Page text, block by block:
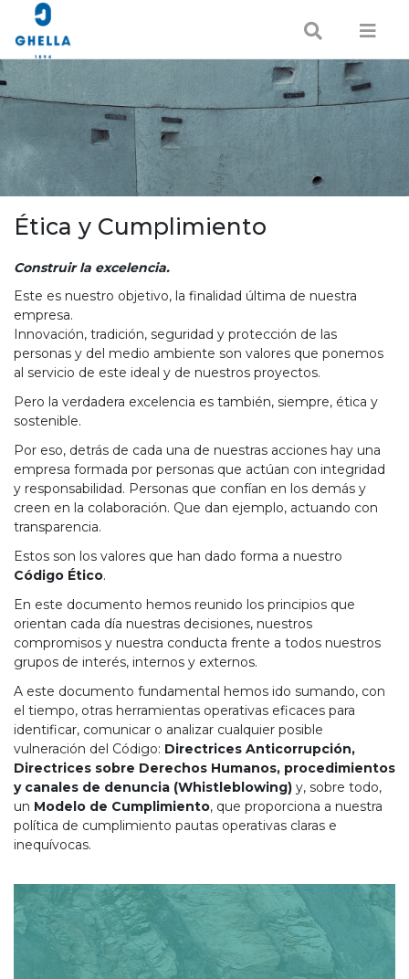
Ética y Cumplimiento
Construir la excelencia.
Este es nuestro objetivo, la finalidad última de nuestra
empresa.
Innovación, tradición, seguridad y protección de las
personas y del medio ambiente son valores que ponemos
al servicio de este ideal y de nuestros proyectos.
Pero la verdadera excelencia es también, siempre, ética y
sostenible.
Por eso, detrás de cada una de nuestras acciones hay una
empresa formada por personas que actúan con integridad
y responsabilidad. Personas que confían en los demás y
creen en la colaboración. Que dan ejemplo, actuando con
transparencia.
Estos son los valores que han dado forma a nuestro
Código Ético.
En este documento hemos reunido los principios que
orientan cada día nuestras decisiones, nuestros
compromisos y nuestra conducta frente a todos nuestros
grupos de interés, internos y externos.
A este documento fundamental hemos ido sumando, con
el tiempo, otras herramientas operativas eficaces para
identificar, comunicar o analizar cualquier posible
vulneración del Código: Directrices Anticorrupción,
Directrices sobre Derechos Humanos, procedimientos
y canales de denuncia (Whistleblowing) y, sobre todo,
un Modelo de Cumplimiento, que proporciona a nuestra
política de cumplimiento pautas operativas claras e
inequívocas.